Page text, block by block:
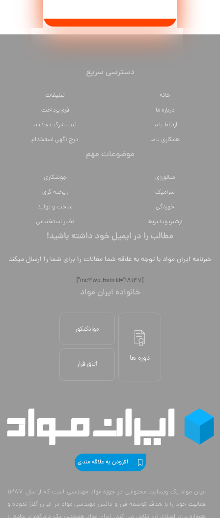
دسترسی سریع
خانه
تبلیغات
درباره ما
فرم پرداخت
ارتباط با ما
ثبت شرکت جدید
همکاری با ما
درج آگهی استخدام
موضوعات مهم
متالورژي
جوشکاری
سراميك
ریخته گری
خوردگی
ساخت و تولید
آرشیو ویدیوها
آخبار استخدامی
مطالب را در ایمیل خود داشته باشید!
خبرنامه ایران مواد با توجه به علاقه شما مقالات را برای شما را ارسال میکند
[mc4wp_form id="18147"]
خانواده ایران مواد
دوره ها
موادکنکور
اتاق فرار
افزودن به علاقه مندی
ایران مواد یک وبسایت محتوایی در حوزه مواد مهندسی است که از سال 1387
فعالیت خود را با هدف توسعه فن و دانش مهندسی مواد در ایران آغاز نموده و